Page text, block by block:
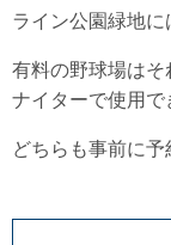
ライン公園緑地に
有料の野球場は
ナイターで使用で
どちらも事前に予